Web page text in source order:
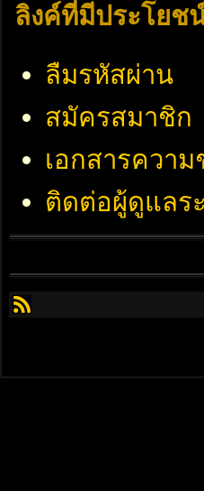
ลิงค์ที่มีประโยช
ลืมรหัสผ่าน
สมัครสมาชิก
เอกสารความ
ติดต่อผู้ดูแลร